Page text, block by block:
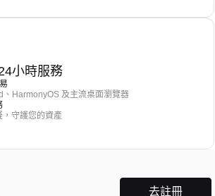
小時服務
、HarmonyOS 及主流桌面瀏覽器
守護您的資產
去註冊